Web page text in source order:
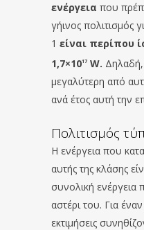
ενέργεια που
γήινος πολιτισμός
1 είναι περίπου
1,7×1017 W.
μεγαλύτερη από
ανά έτος αυτή την
Πολιτισμός
Η ενέργεια που
αυτής της κλάσης
συνολική ενέργεια
αστέρι του. Για
εκτιμήσεις